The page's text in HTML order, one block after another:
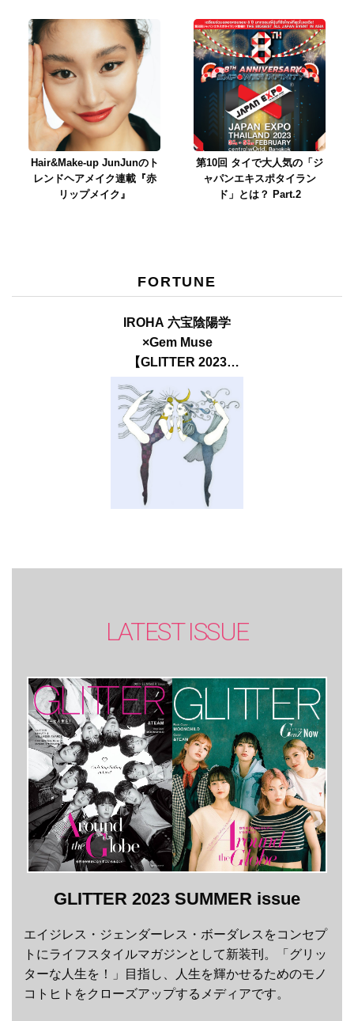
Hair&Make-up JunJunのト
レンドヘアメイク連載『赤
リップメイク』
第10回 タイで大人気の「ジ
ャパンエキスポタイラン
ド」とは？ Part.2
FORTUNE
IROHA 六宝陰陽学
×Gem Muse
【GLITTER 2023
SUMMER issue】
LATEST ISSUE
GLITTER 2023 SUMMER issue
エイジレス・ジェンダーレス・ボーダレスをコンセプ
トにライフスタイルマガジンとして新装刊。「グリッ
ターな人生を！」目指し、人生を輝かせるためのモノ
コトヒトをクローズアップするメディアです。